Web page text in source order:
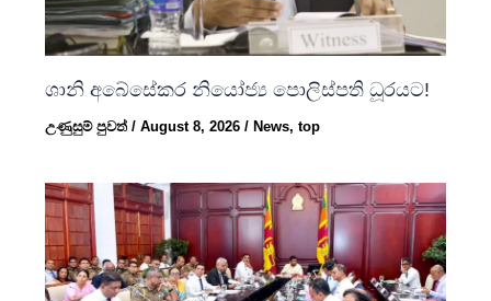
ශානි අබේසේකර නියෝජ්‍ය පොලිස්පති ධූරයට!
උණුසුම් පුවත්/August 8, 2026/News,top